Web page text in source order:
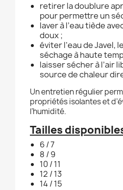
retirer la doublure
pour permettre un
laver à l’eau tiède
doux ;
éviter l’eau de Javel,
séchage à haute
laisser sécher à l’air
source de chaleur
Un entretien régulier
propriétés isolantes et
l’humidité.
Tailles
6 / 7
8 / 9
10 / 11
12 / 13
14 / 15